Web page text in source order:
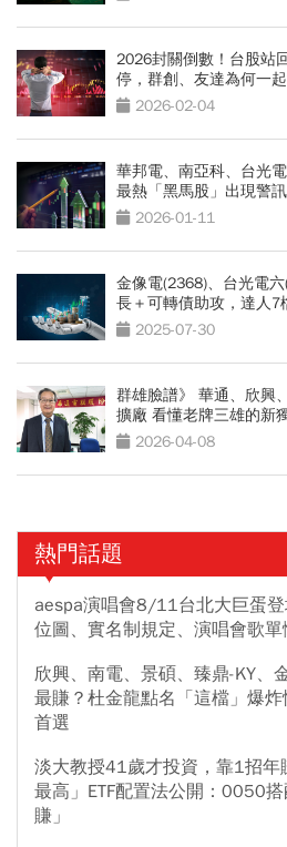
2026封關倒數！台股站
停，群創、友達為何一
2026-02-04
華邦電、南亞科、台光
最熱「黑馬股」出現警
了 2026-01-11
金像電(2368)、台光電
長＋可轉債助攻，達人7
2025-07-30
群雄臉譜》 華通、欣興
擴廠 看懂老牌三雄的新
2026-04-08
熱門話題
aespa演唱會8/11台北大巨蛋
位圖、實名制規定、演唱會歌
欣興、南電、景碩、臻鼎-KY、
最賺？杜金龍點名「這檔」爆
首選
淡大教授41歲才投資，靠1招
最高」ETF配置法公開：0050
賺」